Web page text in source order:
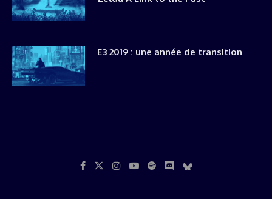
E3 2019 : une année de transition